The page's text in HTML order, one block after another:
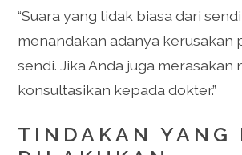
“Suara yang tidak biasa dari
menandakan adanya kerusakan
sendi. Jika Anda juga merasakan
konsultasikan kepada dokter.”
TINDAKAN YANG